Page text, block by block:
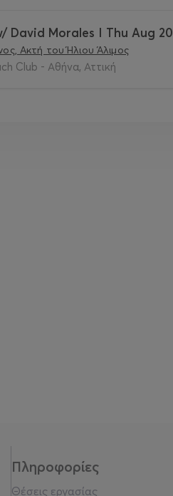
David Morales I Thu Aug 20
Ακτή του Ήλιου Άλιμος
Club - Αθήνα, Αττική
Πληροφορίες
Θέσεις εργασίας